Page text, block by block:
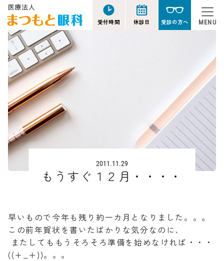
受付時間 休診日 受診の方へ MENU
2011.11.29
もうすぐ１２月・・・・
早いもので今年も残り約一カ月となりました。。。
この前年賀状を書いたばかりな気分なのに、
またしてももうそろそろ準備を始めなければ・・・
((+_+))。。。